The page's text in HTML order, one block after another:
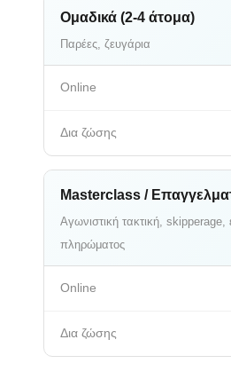
Ομαδικά (2-4 άτομα)
Παρέες, ζευγάρια
Masterclass /
Αγωνιστική τακτική, skipperage,
πληρώματος